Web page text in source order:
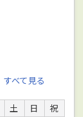
すべて見る
土 日
祝